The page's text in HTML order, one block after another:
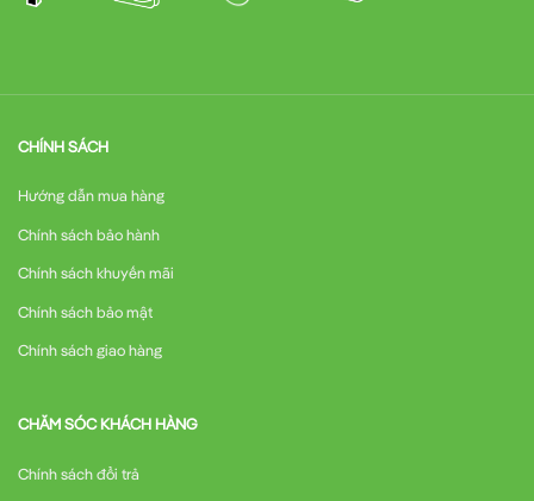
CHÍNH SÁCH
Hướng dẫn mua hàng
Chính sách bảo hành
Chính sách khuyến mãi
Chính sách bảo mật
Chính sách giao hàng
CHĂM SÓC KHÁCH HÀNG
Chính sách đổi trả